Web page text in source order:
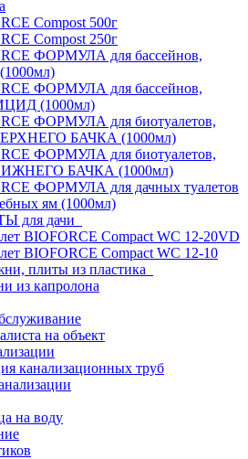
Compost 500г
Compost 250г
ФОРМУЛА для бассейнов,
ФОРМУЛА для бассейнов,
(1000мл)
ФОРМУЛА для биотуалетов,
БАЧКА (1000мл)
ФОРМУЛА для биотуалетов,
БАЧКА (1000мл)
ФОРМУЛА для дачных туалетов
ям (1000мл)
для дачи
BIOFORCE Compact WC 12-20VD
BIOFORCE Compact WC 12-10
плиты из пластика
из капролона
на объект
канализационных труб
на воду